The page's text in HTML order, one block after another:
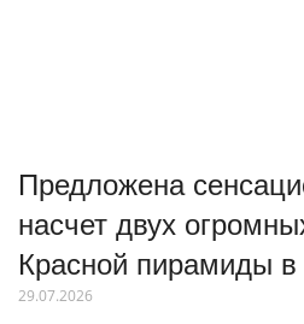
Предложена
насчет двух
Красной пирамиды в
29.07.2026